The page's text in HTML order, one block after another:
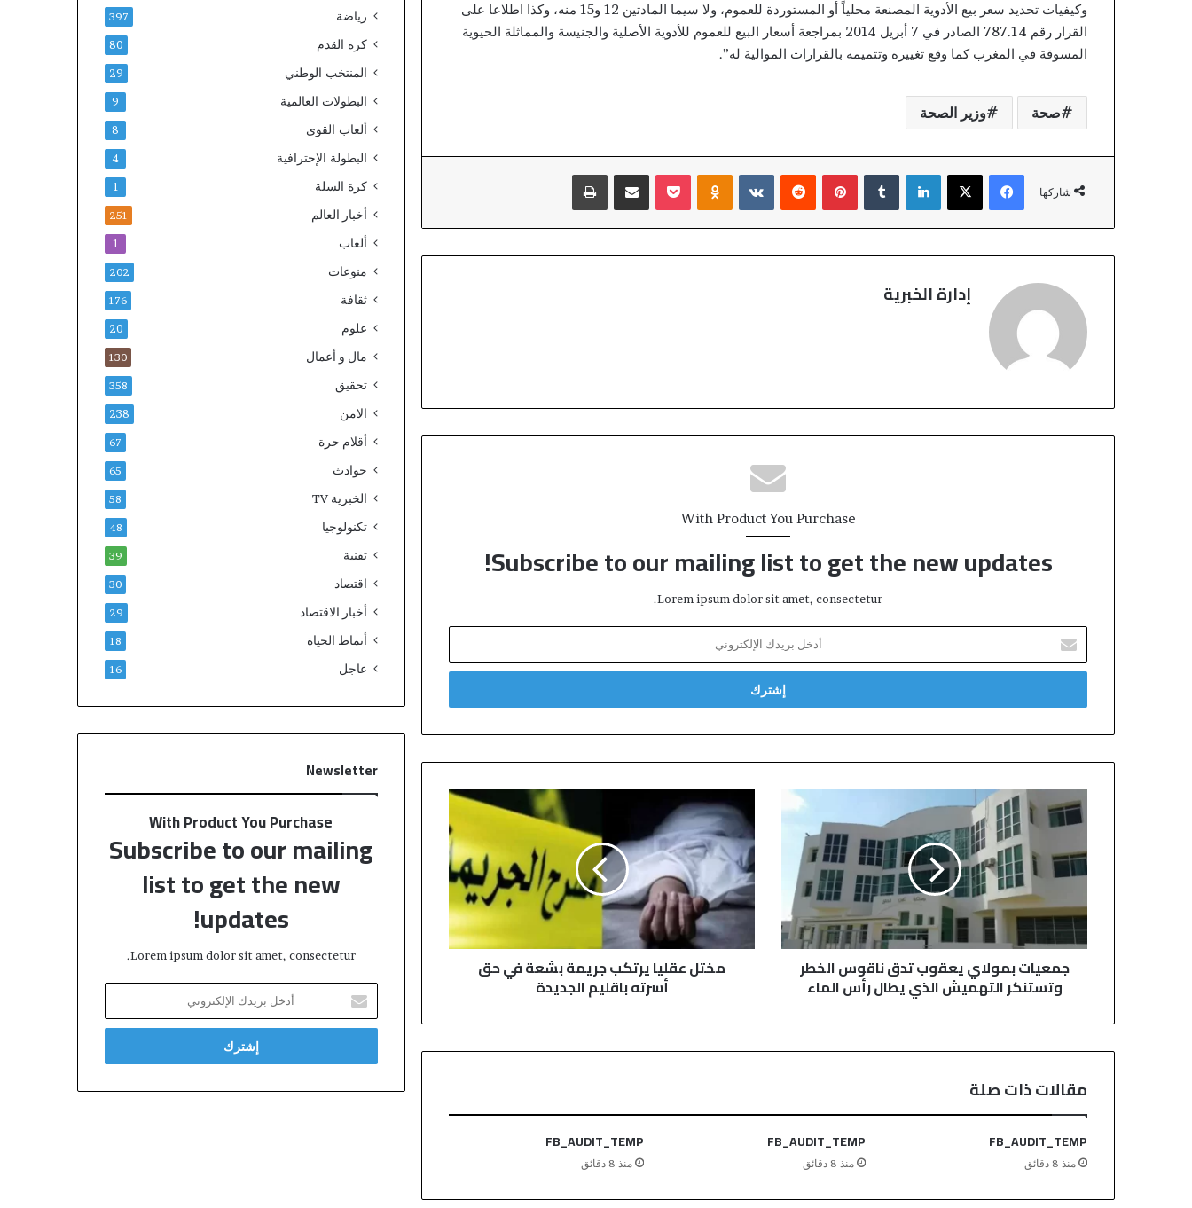
وكيفيات تحديد سعر بيع الأدوية المصنعة محلياً أو المستوردة للعموم، ولا سيما المادتين 12 و15 منه، وكذا اطلاعا على
القرار رقم 787.14 الصادر في 7 أبريل 2014 بمراجعة أسعار البيع للعموم للأدوية الأصلية والجنيسة والمماثلة الحيوية
المسوقة في المغرب كما وقع تغييره وتتميمه بالقرارات الموالية له”.
صحة وزير الصحة
شاركها
فيسبوك ‫X لينكدإن بينتيريست
إدارة الخبرية
With Product You Purchase
Subscribe to our mailing list to get the new updates!
Lorem ipsum dolor sit amet, consectetur.
خ
ب
د
ل
ك
ر
و
ن
ج
م
ي
ا
ب
م
و
ي
ب
ت
ن
جمعيات بمولاي يعقوب تدق ناقوس الخطر
وتستنكر التهميش الذي يطال رأس الماء
ت
ل
ع
ل
ا
ك
م
مختل عقليا يرتكب جريمة بشعة في حق
أسرته باقليم الجديدة
مقالات ذات صلة
FB_AUDIT_TEMP
منذ 8 دقائق
FB_AUDIT_TEMP
منذ 8 دقائق
FB_AUDIT_TEMP
منذ 8 دقائق
رياضة 397
كرة القدم 80
المنتخب الوطني 29
البطولات العالمية 9
ألعاب القوى 8
البطولة الإحترافية 4
كرة السلة 1
أخبار العالم 251
ألعاب 1
منوعات 202
ثقافة 176
علوم 20
مال و أعمال 130
تحقيق 358
الامن 238
أقلام حرة 67
حوادث 65
الخبرية TV 58
تكنولوجيا 48
تقنية 39
اقتصاد 30
أخبار الاقتصاد 29
أنماط الحياة 18
عاجل 16
Newsletter
With Product You Purchase
Subscribe to our mailing
list to get the new
updates!
Lorem ipsum dolor sit amet, consectetur.
خ
ب